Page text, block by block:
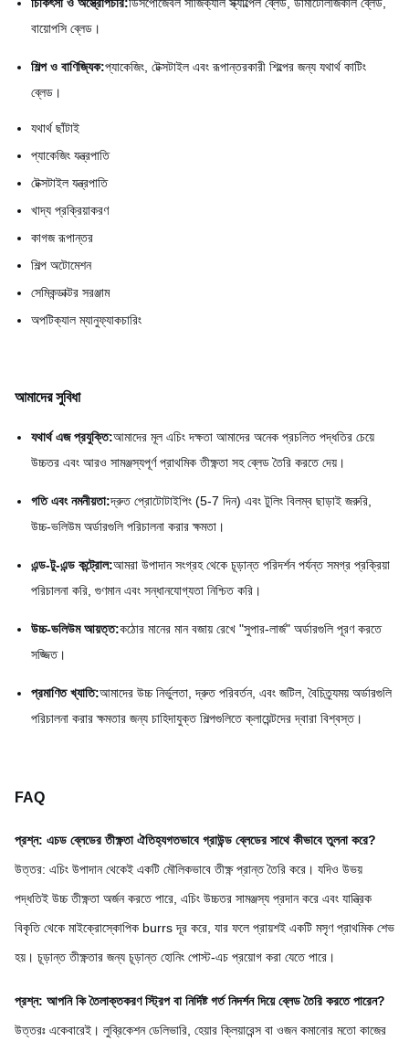
চিকিৎসা ও অস্ত্রোপচার:ডিসপোজেবল সার্জিক্যাল স্ক্যাল্পেল ব্লেড, ডার্মাটোলজিকাল ব্লেড,
বায়োপসি ব্লেড।
শিল্প ও বাণিজ্যিক:প্যাকেজিং, টেক্সটাইল এবং রূপান্তরকারী শিল্পের জন্য যথার্থ কাটিং
ব্লেড।
যথার্থ ছাঁটাই
প্যাকেজিং যন্ত্রপাতি
টেক্সটাইল যন্ত্রপাতি
খাদ্য প্রক্রিয়াকরণ
কাগজ রূপান্তর
শিল্প অটোমেশন
সেমিকন্ডাক্টর সরঞ্জাম
অপটিক্যাল ম্যানুফ্যাকচারিং
আমাদের সুবিধা
যথার্থ এজ প্রযুক্তি:আমাদের মূল এচিং দক্ষতা আমাদের অনেক প্রচলিত পদ্ধতির চেয়ে
উচ্চতর এবং আরও সামঞ্জস্যপূর্ণ প্রাথমিক তীক্ষ্ণতা সহ ব্লেড তৈরি করতে দেয়।
গতি এবং নমনীয়তা:দ্রুত প্রোটোটাইপিং (5-7 দিন) এবং টুলিং বিলম্ব ছাড়াই জরুরি,
উচ্চ-ভলিউম অর্ডারগুলি পরিচালনা করার ক্ষমতা।
এন্ড-টু-এন্ড কন্ট্রোল:আমরা উপাদান সংগ্রহ থেকে চূড়ান্ত পরিদর্শন পর্যন্ত সমগ্র প্রক্রিয়া
পরিচালনা করি, গুণমান এবং সন্ধানযোগ্যতা নিশ্চিত করি।
উচ্চ-ভলিউম আয়ত্ত:কঠোর মানের মান বজায় রেখে "সুপার-লার্জ" অর্ডারগুলি পূরণ করতে
সজ্জিত।
প্রমাণিত খ্যাতি:আমাদের উচ্চ নির্ভুলতা, দ্রুত পরিবর্তন, এবং জটিল, বৈচিত্র্যময় অর্ডারগুলি
পরিচালনা করার ক্ষমতার জন্য চাহিদাযুক্ত শিল্পগুলিতে ক্লায়েন্টদের দ্বারা বিশ্বস্ত।
FAQ
প্রশ্ন: এচড ব্লেডের তীক্ষ্ণতা ঐতিহ্যগতভাবে গ্রাউন্ড ব্লেডের সাথে কীভাবে তুলনা করে?
উত্তর: এচিং উপাদান থেকেই একটি মৌলিকভাবে তীক্ষ্ণ প্রান্ত তৈরি করে। যদিও উভয়
পদ্ধতিই উচ্চ তীক্ষ্ণতা অর্জন করতে পারে, এচিং উচ্চতর সামঞ্জস্য প্রদান করে এবং যান্ত্রিক
বিকৃতি থেকে মাইক্রোস্কোপিক burrs দূর করে, যার ফলে প্রায়শই একটি মসৃণ প্রাথমিক শেভ
হয়। চূড়ান্ত তীক্ষ্ণতার জন্য চূড়ান্ত হোনিং পোস্ট-এচ প্রয়োগ করা যেতে পারে।
প্রশ্ন: আপনি কি তৈলাক্তকরণ স্ট্রিপ বা নির্দিষ্ট গর্ত নিদর্শন দিয়ে ব্লেড তৈরি করতে পারেন?
উত্তরঃ একেবারেই। লুব্রিকেশন ডেলিভারি, হেয়ার ক্লিয়ারেন্স বা ওজন কমানোর মতো কাজের